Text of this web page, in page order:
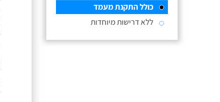
כולל התקנת מעמד
ללא דרישות מיוחדות